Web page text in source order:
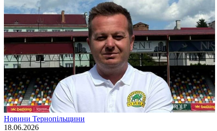
Новини Тернопільщини
18.06.2026